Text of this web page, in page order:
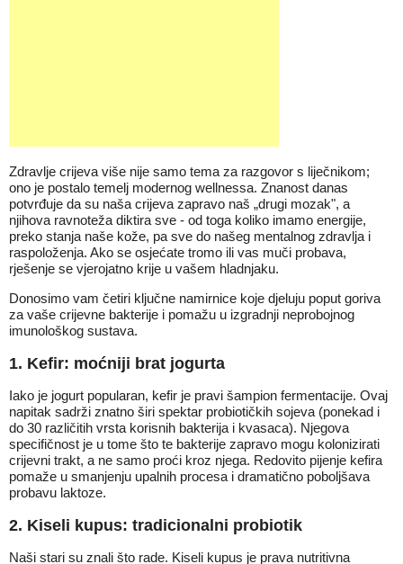
Zdravlje crijeva više nije samo tema za razgovor s liječnikom;
ono je postalo temelj modernog wellnessa. Znanost danas
potvrđuje da su naša crijeva zapravo naš „drugi mozak", a
njihova ravnoteža diktira sve - od toga koliko imamo energije,
preko stanja naše kože, pa sve do našeg mentalnog zdravlja i
raspoloženja. Ako se osjećate tromo ili vas muči probava,
rješenje se vjerojatno krije u vašem hladnjaku.
Donosimo vam četiri ključne namirnice koje djeluju poput goriva
za vaše crijevne bakterije i pomažu u izgradnji neprobojnog
imunološkog sustava.
1. Kefir: moćniji brat jogurta
Iako je jogurt popularan, kefir je pravi šampion fermentacije. Ovaj
napitak sadrži znatno širi spektar probiotičkih sojeva (ponekad i
do 30 različitih vrsta korisnih bakterija i kvasaca). Njegova
specifičnost je u tome što te bakterije zapravo mogu kolonizirati
crijevni trakt, a ne samo proći kroz njega. Redovito pijenje kefira
pomaže u smanjenju upalnih procesa i dramatično poboljšava
probavu laktoze.
2. Kiseli kupus: tradicionalni probiotik
Naši stari su znali što rade. Kiseli kupus je prava nutritivna